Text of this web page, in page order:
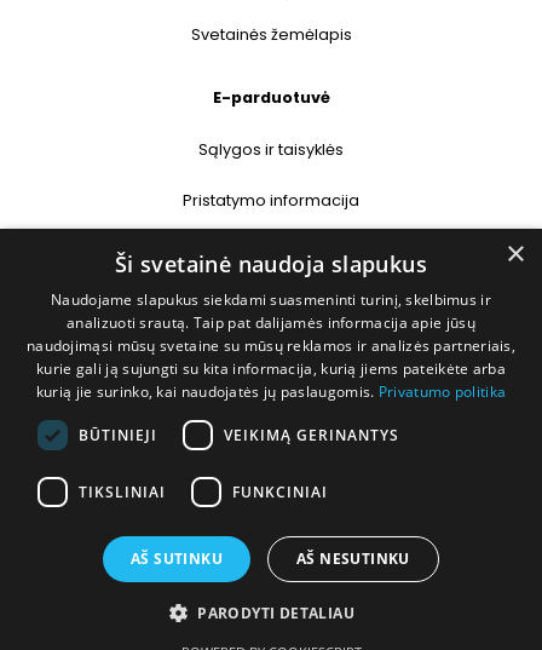
Svetainės žemėlapis
E-parduotuvė
Sąlygos ir taisyklės
Pristatymo informacija
Prekių grąžinimas
Kontaktai
+370 677 31358
Visos teisės saugomos © 2026 DEshop.lt
×
Ši svetainė naudoja slapukus
Naudojame slapukus siekdami suasmeninti turinį, skelbimus ir
analizuoti srautą. Taip pat dalijamės informacija apie jūsų
naudojimąsi mūsų svetaine su mūsų reklamos ir analizės partneriais,
kurie gali ją sujungti su kita informacija, kurią jiems pateikėte arba
kurią jie surinko, kai naudojatės jų paslaugomis. Privatumo politika
BŪTINIEJI VEIKIMĄ GERINANTYS
TIKSLINIAI FUNKCINIAI
AŠ SUTINKU AŠ NESUTINKU
PARODYTI DETALIAU